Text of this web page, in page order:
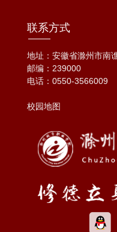
联系方式
地址：安徽省滁州市南
邮编：239000
电话： 0550-3566009
校园地图